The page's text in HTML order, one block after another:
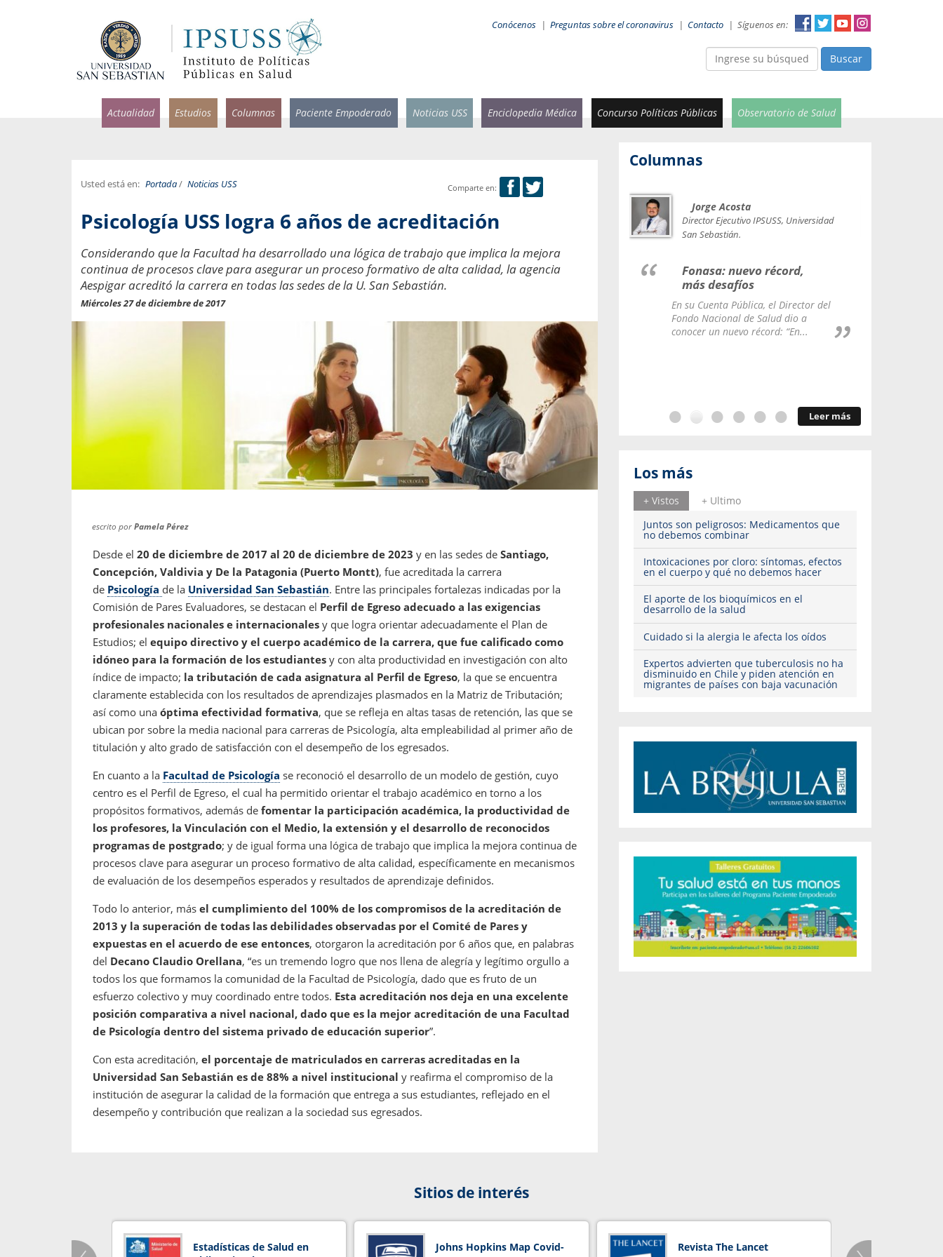
Conócenos | Preguntas sobre el coronavirus | Contacto | Síguenos en:
Buscar
Actualidad Estudios Columnas Paciente Empoderado Noticias USS Enciclopedia Médica Concurso Políticas Públicas Observatorio de Salud
Comparte en:
Usted está en: Portada/ Noticias USS
Psicología USS logra 6 años de acreditación
Considerando que la Facultad ha desarrollado una lógica de trabajo que implica la mejora
continua de procesos clave para asegurar un proceso formativo de alta calidad, la agencia
Aespigar acreditó la carrera en todas las sedes de la U. San Sebastián.
Miércoles 27 de diciembre de 2017
escrito porPamela Pérez
Desde el 20 de diciembre de 2017 al 20 de diciembre de 2023 y en las sedes de Santiago,
Concepción, Valdivia y De la Patagonia (Puerto Montt), fue acreditada la carrera
de Psicología de la Universidad San Sebastián. Entre las principales fortalezas indicadas por la
Comisión de Pares Evaluadores, se destacan el Perfil de Egreso adecuado a las exigencias
profesionales nacionales e internacionales y que logra orientar adecuadamente el Plan de
Estudios; el equipo directivo y el cuerpo académico de la carrera, que fue calificado como
idóneo para la formación de los estudiantes y con alta productividad en investigación con alto
índice de impacto; la tributación de cada asignatura al Perfil de Egreso, la que se encuentra
claramente establecida con los resultados de aprendizajes plasmados en la Matriz de Tributación;
así como una óptima efectividad formativa, que se refleja en altas tasas de retención, las que se
ubican por sobre la media nacional para carreras de Psicología, alta empleabilidad al primer año de
titulación y alto grado de satisfacción con el desempeño de los egresados.
En cuanto a la Facultad de Psicología se reconoció el desarrollo de un modelo de gestión, cuyo
centro es el Perfil de Egreso, el cual ha permitido orientar el trabajo académico en torno a los
propósitos formativos, además de fomentar la participación académica, la productividad de
los profesores, la Vinculación con el Medio, la extensión y el desarrollo de reconocidos
programas de postgrado; y de igual forma una lógica de trabajo que implica la mejora continua de
procesos clave para asegurar un proceso formativo de alta calidad, específicamente en mecanismos
de evaluación de los desempeños esperados y resultados de aprendizaje definidos.
Todo lo anterior, más el cumplimiento del 100% de los compromisos de la acreditación de
2013 y la superación de todas las debilidades observadas por el Comité de Pares y
expuestas en el acuerdo de ese entonces, otorgaron la acreditación por 6 años que, en palabras
del Decano Claudio Orellana, “es un tremendo logro que nos llena de alegría y legítimo orgullo a
todos los que formamos la comunidad de la Facultad de Psicología, dado que es fruto de un
esfuerzo colectivo y muy coordinado entre todos. Esta acreditación nos deja en una excelente
posición comparativa a nivel nacional, dado que es la mejor acreditación de una Facultad
de Psicología dentro del sistema privado de educación superior”.
Con esta acreditación, el porcentaje de matriculados en carreras acreditadas en la
Universidad San Sebastián es de 88% a nivel institucional y reafirma el compromiso de la
institución de asegurar la calidad de la formación que entrega a sus estudiantes, reflejado en el
desempeño y contribución que realizan a la sociedad sus egresados.
Columnas
médicas y
por incapacidad
Infectólogo y profesor asistente de
Medicina, Universidad San Sebastián
Pandemias del mañana
Usamos la palabra pandemia cuando
una enfermedad contagiosa se
Decana facultad de Odontología,
¿Cuándo será urgente la
embargo, estas son las...
Jorge Acosta
Director Ejecutivo IPSUSS, Universidad
San Sebastián.
Fonasa: nuevo récord,
más desafíos
En su Cuenta Pública, el Director del
Fondo Nacional de Salud dio a
conocer un nuevo récord: “En...
Leer más
Los más
+ Vistos
+ Ultimo
Juntos son peligrosos: Medicamentos que
no debemos combinar
Intoxicaciones por cloro: síntomas, efectos
en el cuerpo y qué no debemos hacer
El aporte de los bioquímicos en el
desarrollo de la salud
Cuidado si la alergia le afecta los oídos
Expertos advierten que tuberculosis no ha
disminuido en Chile y piden atención en
migrantes de países con baja vacunación
Sitios de interés
Estadísticas de Salud en
Johns Hopkins Map Covid-
Revista The Lancet